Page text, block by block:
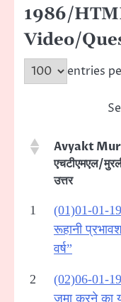
1986/
Video/
entries
Avyakt
एचटीएमएल/
उत्तर
1
(01)01-01-
रूहानी
वर्ष”
2
(02)06-01-
जमा करने का